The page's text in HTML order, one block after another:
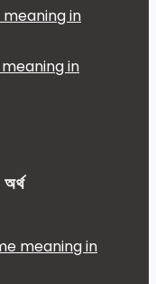
meaning in
meaning in
meaning in